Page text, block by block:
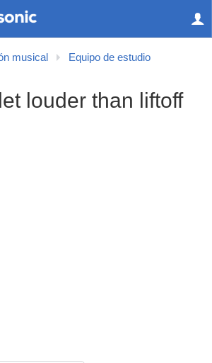
musical
Equipo de estudio
louder than liftoff